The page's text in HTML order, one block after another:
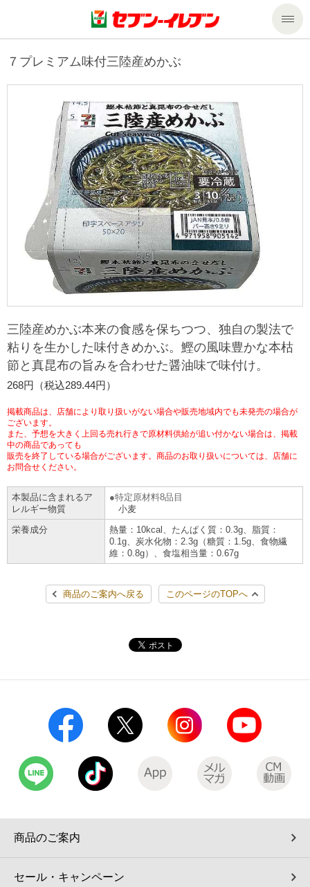
商品のご案内
今週の新商品
来週の新商品
商品カテゴリ一覧
セブンプレミアム
食の安全・安心への取組み
ギフト
プリペイドカード・金券
ニンテンドー・ダウンロードカード
セール・キャンペーン
サービス
サービストップ
nanacoトップ
マルチコピー機でできること
マルチコピー機でできることトップ
コピー
プリント
スキャン
ファクス
チケット
プリペイドサービス
スポーツ振興くじ
行政サービス
学び・教育
便利なサービス
宅配便
切手・はがき・印紙
セブン銀行ATM
ご利用可能なお支払い方法
スマホプリペイド
レジでApple Accountにチャージ
オンラインフォトサービス
コインランドリー（店舗限定）
自転車シェアリング（店舗限定）
モバイルバッテリーシェアリング（店舗限定）
モバイルWi-Fiバッテリーシェアリング（店舗限定）
荷物預かりサービス「ecbocloakエクボクローク」（店舗限定）
パウダースペース ラブン（店舗限定）
チケットサービス
セブンチケット
イープラス
JTB
セブン‐イレブンでお受取り
セブンネットショッピング
企業情報
企業情報トップ
ニュースリリース
ごあいさつ
企業理念
会社概要
貸借対照表・損益計算書
沿革
国内店舗数
売上高、店舗数推移
セブン‐イレブンの海外事業
データで見るセブン‐イレブン
セブン‐イレブンの「商品力」
セブン-イレブンの横顔
セブン-イレブンの歴史
私たちの取組み
サステナビリティ
サステナビリティトップ
セブン＆アイ・ホールディングスの重点課題
サステナビリティ活動基本方針
サステナビリティ推進体制
GREEN CHALLENGE 2050
4VISIONS
サステナビリティニュース
サステナビリティレポート
報告書ライブラリー
加盟店オーナー募集 物件募集・購入
アルバイト情報
店舗検索
お問い合わせ
Language
English (Corporate)
English (Services)
简体中文(服务)
한국어(서비스)
７プレミアム味付三陸産めかぶ
三陸産めかぶ本来の食感を保ちつつ、独自の製法で
粘りを生かした味付きめかぶ。鰹の風味豊かな本枯
節と真昆布の旨みを合わせた醤油味で味付け。
268円（税込289.44円）
掲載商品は、店舗により取り扱いがない場合や販売地域内でも未発売の場合が
ございます。
また、予想を大きく上回る売れ行きで原材料供給が追い付かない場合は、掲載
中の商品であっても
販売を終了している場合がございます。商品のお取り扱いについては、店舗に
お問合せください。
本製品に含まれるア
レルギー物質
特定原材料8品目
小麦
栄養成分
熱量：10kcal、たんぱく質：0.3g、脂質：
0.1g、炭水化物：2.3g（糖質：1.5g、食物繊
維：0.8g）、食塩相当量：0.67g
商品のご案内へ戻る このページのTOPへ
商品のご案内
セール・キャンペーン